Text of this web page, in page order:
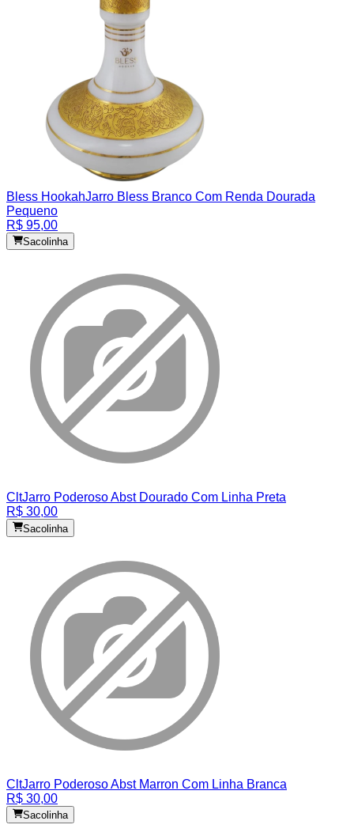
Bless HookahJarro Bless Branco Com Renda Dourada
Pequeno
R$ 95,00
Sacolinha
CltJarro Poderoso Abst Dourado Com Linha Preta
R$ 30,00
Sacolinha
CltJarro Poderoso Abst Marron Com Linha Branca
R$ 30,00
Sacolinha